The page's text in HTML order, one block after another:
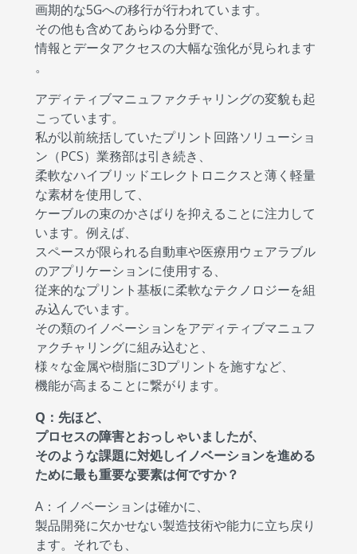
画期的な5Gへの移行が行われています。
その他も含めてあらゆる分野で、
情報とデータアクセスの大幅な強化が見られます
。
アディティブマニュファクチャリングの変貌も起
こっています。
私が以前統括していたプリント回路ソリューショ
ン（PCS）業務部は引き続き、
柔軟なハイブリッドエレクトロニクスと薄く軽量
な素材を使用して、
ケーブルの束のかさばりを抑えることに注力して
います。例えば、
スペースが限られる自動車や医療用ウェアラブル
のアプリケーションに使用する、
従来的なプリント基板に柔軟なテクノロジーを組
み込んでいます。
その類のイノベーションをアディティブマニュフ
ァクチャリングに組み込むと、
様々な金属や樹脂に3Dプリントを施すなど、
機能が高まることに繋がります。
Q：先ほど、
プロセスの障害とおっしゃいましたが、
そのような課題に対処しイノベーションを進める
ために最も重要な要素は何ですか？
A：イノベーションは確かに、
製品開発に欠かせない製造技術や能力に立ち戻り
ます。それでも、